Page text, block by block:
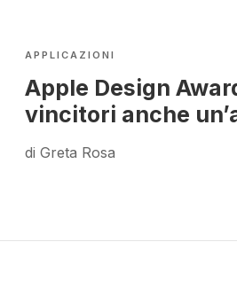
APPLICAZIONI
Apple Design
vincitori anche
di Greta Rosa